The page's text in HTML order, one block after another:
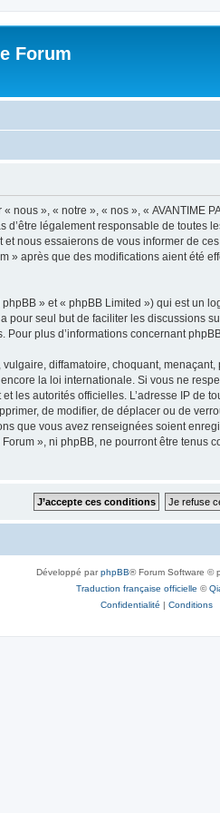
Forum
nous », « notre », « nos », « AVANTIME
légalement responsable de toutes
nous essaierons de vous informer de
» après que des modifications aient été
» et « phpBB Limited ») qui est un
pour seul but de faciliter les discussions
plus d’informations concernant
diffamatoire, choquant,
la loi internationale. Si vous ne
les autorités officielles. L’adresse IP
de modifier, de déplacer ou de
que vous avez renseignées soient
», ni phpBB, ne pourront être
Développé parphpBB® Forum Software ©
Traduction française officielle ©
Confidentialité | Conditions